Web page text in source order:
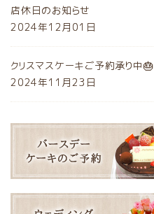
店休日のお知らせ
2024年12月01日
クリスマスケーキご予約承り中🎂
2024年11月23日